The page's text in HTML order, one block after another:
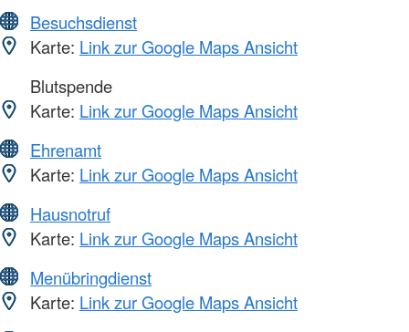
Besuchsdienst
Karte: Link zur Google Maps Ansicht
Blutspende
Karte: Link zur Google Maps Ansicht
Ehrenamt
Karte: Link zur Google Maps Ansicht
Hausnotruf
Karte: Link zur Google Maps Ansicht
Menübringdienst
Karte: Link zur Google Maps Ansicht